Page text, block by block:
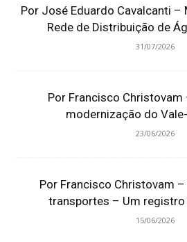
Por José Eduardo Cavalcanti –
Rede de Distribuição de
31/07/2026
Por Francisco Christovam
modernização do
23/06/2026
Por Francisco Christovam
transportes – Um
15/06/2026